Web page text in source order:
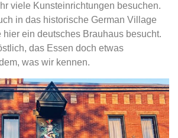
viele Kunsteinrichtungen besuchen.
in das historische German Village
hier ein deutsches Brauhaus besucht.
das Essen doch etwas
was wir kennen.